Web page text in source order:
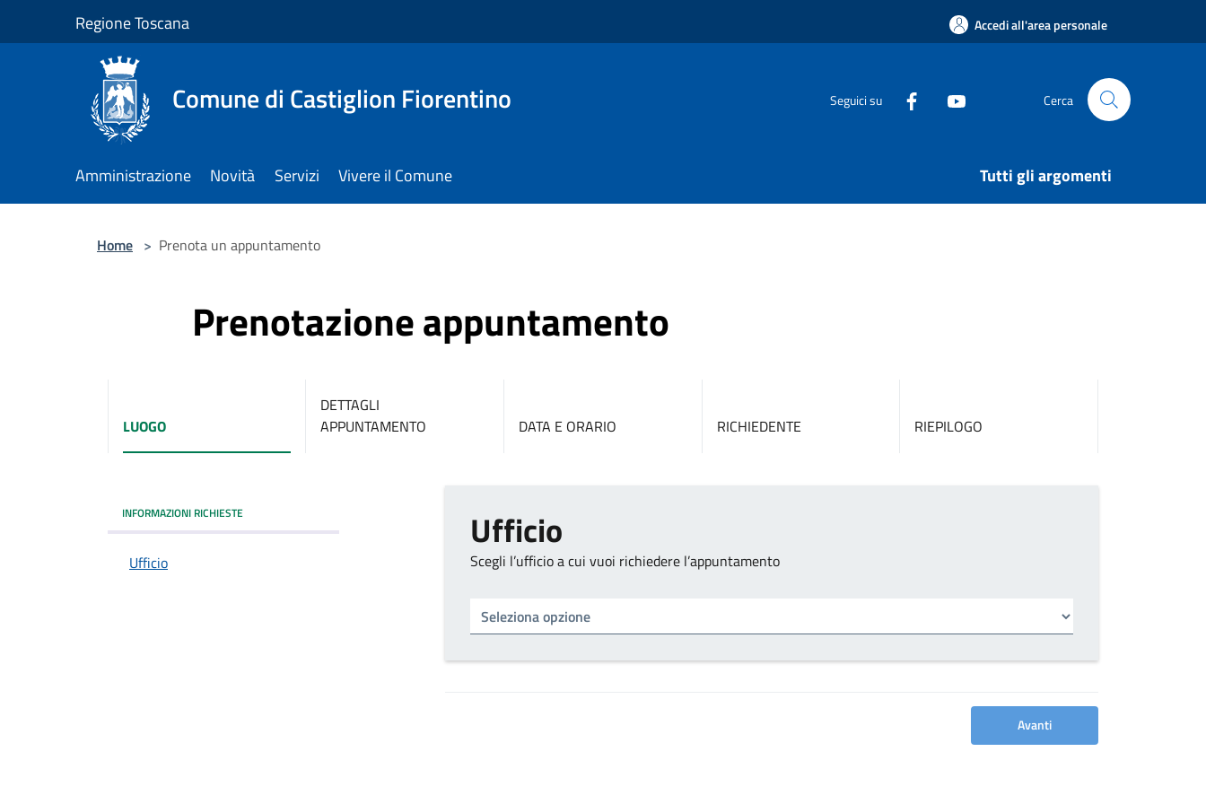
Regione Toscana Accedi all'area personale
Comune di Castiglion Fiorentino Seguici su Cerca
Amministrazione Novità Servizi Vivere il Comune Tutti gli argomenti
Home > Prenota un appuntamento
Prenotazione appuntamento
LUOGO
DETTAGLI
APPUNTAMENTO
DATA E ORARIO RICHIEDENTE RIEPILOGO
INFORMAZIONI RICHIESTE
Ufficio
Ufficio
Scegli l’ufficio a cui vuoi richiedere l’appuntamento
Avanti